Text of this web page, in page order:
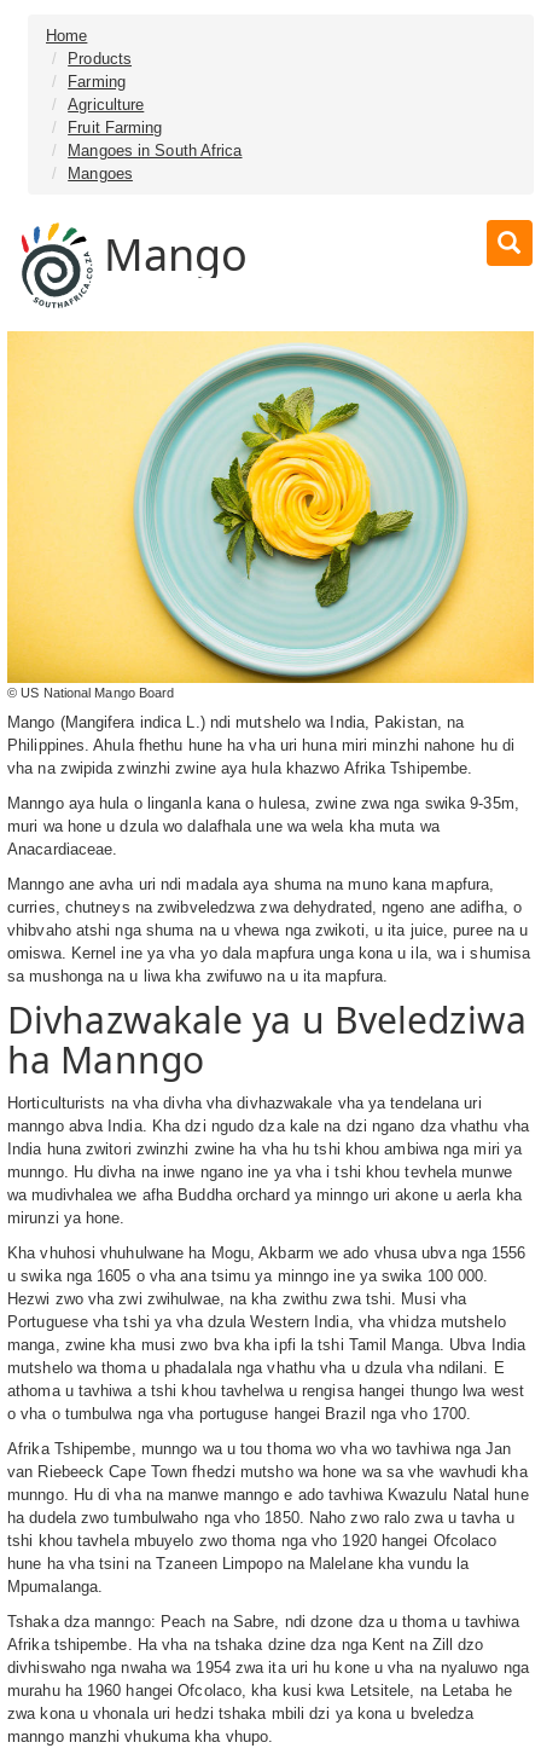
Home
Products
Farming
Agriculture
Fruit Farming
Mangoes in South Africa
Mangoes
Mango
© US National Mango Board
Mango (Mangifera indica L.) ndi mutshelo wa India, Pakistan, na
Philippines. Ahula fhethu hune ha vha uri huna miri minzhi nahone hu di
vha na zwipida zwinzhi zwine aya hula khazwo Afrika Tshipembe.
Manngo aya hula o linganla kana o hulesa, zwine zwa nga swika 9-35m,
muri wa hone u dzula wo dalafhala une wa wela kha muta wa
Anacardiaceae.
Manngo ane avha uri ndi madala aya shuma na muno kana mapfura,
curries, chutneys na zwibveledzwa zwa dehydrated, ngeno ane adifha, o
vhibvaho atshi nga shuma na u vhewa nga zwikoti, u ita juice, puree na u
omiswa. Kernel ine ya vha yo dala mapfura unga kona u ila, wa i shumisa
sa mushonga na u liwa kha zwifuwo na u ita mapfura.
Divhazwakale ya u Bveledziwa
ha Manngo
Horticulturists na vha divha vha divhazwakale vha ya tendelana uri
manngo abva India. Kha dzi ngudo dza kale na dzi ngano dza vhathu vha
India huna zwitori zwinzhi zwine ha vha hu tshi khou ambiwa nga miri ya
munngo. Hu divha na inwe ngano ine ya vha i tshi khou tevhela munwe
wa mudivhalea we afha Buddha orchard ya minngo uri akone u aerla kha
mirunzi ya hone.
Kha vhuhosi vhuhulwane ha Mogu, Akbarm we ado vhusa ubva nga 1556
u swika nga 1605 o vha ana tsimu ya minngo ine ya swika 100 000.
Hezwi zwo vha zwi zwihulwae, na kha zwithu zwa tshi. Musi vha
Portuguese vha tshi ya vha dzula Western India, vha vhidza mutshelo
manga, zwine kha musi zwo bva kha ipfi la tshi Tamil Manga. Ubva India
mutshelo wa thoma u phadalala nga vhathu vha u dzula vha ndilani. E
athoma u tavhiwa a tshi khou tavhelwa u rengisa hangei thungo lwa west
o vha o tumbulwa nga vha portuguse hangei Brazil nga vho 1700.
Afrika Tshipembe, munngo wa u tou thoma wo vha wo tavhiwa nga Jan
van Riebeeck Cape Town fhedzi mutsho wa hone wa sa vhe wavhudi kha
munngo. Hu di vha na manwe manngo e ado tavhiwa Kwazulu Natal hune
ha dudela zwo tumbulwaho nga vho 1850. Naho zwo ralo zwa u tavha u
tshi khou tavhela mbuyelo zwo thoma nga vho 1920 hangei Ofcolaco
hune ha vha tsini na Tzaneen Limpopo na Malelane kha vundu la
Mpumalanga.
Tshaka dza manngo: Peach na Sabre, ndi dzone dza u thoma u tavhiwa
Afrika tshipembe. Ha vha na tshaka dzine dza nga Kent na Zill dzo
divhiswaho nga nwaha wa 1954 zwa ita uri hu kone u vha na nyaluwo nga
murahu ha 1960 hangei Ofcolaco, kha kusi kwa Letsitele, na Letaba he
zwa kona u vhonala uri hedzi tshaka mbili dzi ya kona u bveledza
manngo manzhi vhukuma kha vhupo.